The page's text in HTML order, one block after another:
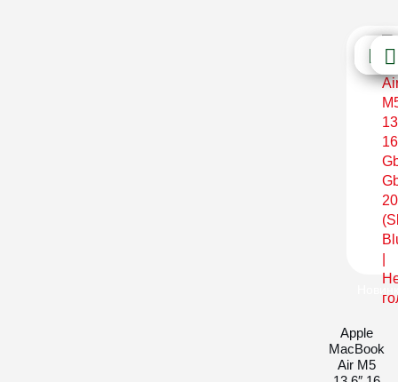
Apple
MacBook
Air M5